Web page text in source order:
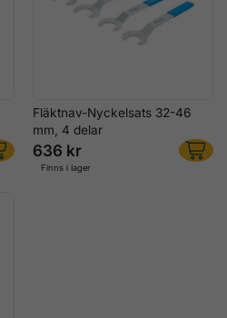
Fläktnav-Nyckelsats 32-46
mm, 4 delar
636 kr
Finns i lager